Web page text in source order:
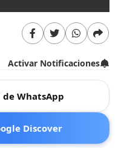
Activar Notificaciones
WhatsApp
Discover